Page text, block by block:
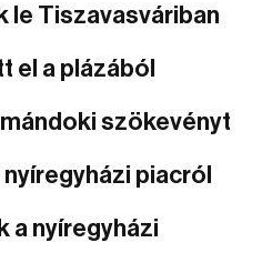
le Tiszavasváriban
el a plázából
szökevényt
piacról
a nyíregyházi